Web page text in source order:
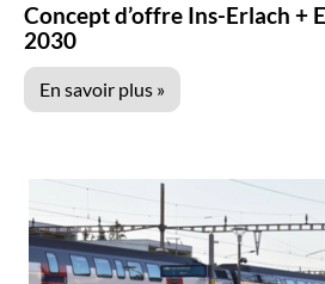
Concept d’offre Ins-Erlach +
2030
En savoir plus »